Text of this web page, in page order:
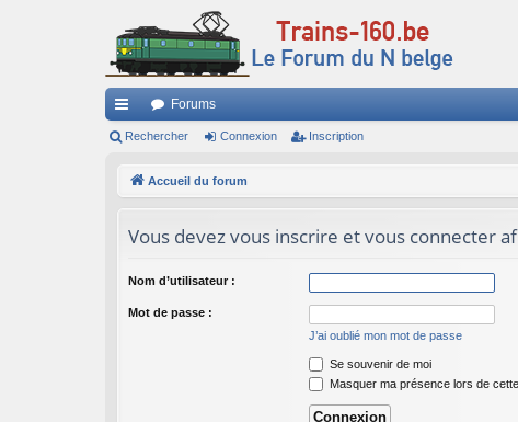
ac
Forums
Rechercher Connexion Inscription
Accueil du forum
Vous devez vous inscrire et vous connecter
Nom d’utilisateur :
Mot de passe :
J’ai oublié mon mot de passe
Se souvenir de moi
Masquer ma présence lors de